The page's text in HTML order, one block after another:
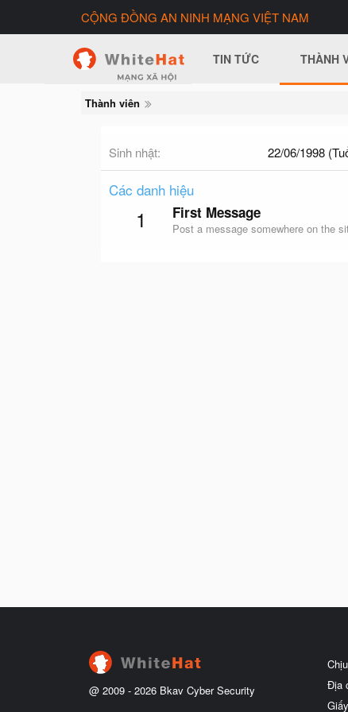
CỘNG ĐỒNG AN NINH MẠNG VIỆT NAM
TIN TỨC THÀNH
Thành viên
Sinh nhật 22/06/1998
Các danh hiệu
1 First Message
Post a message somewhere on the
@ 2009 - 2026 Bkav Cyber Security
Địa